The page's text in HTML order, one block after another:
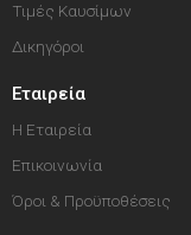
Τιμές Καυσίμων
Δικηγόροι
Εταιρεία
Η Εταιρεία
Επικοινωνία
Όροι & Προϋποθέσεις